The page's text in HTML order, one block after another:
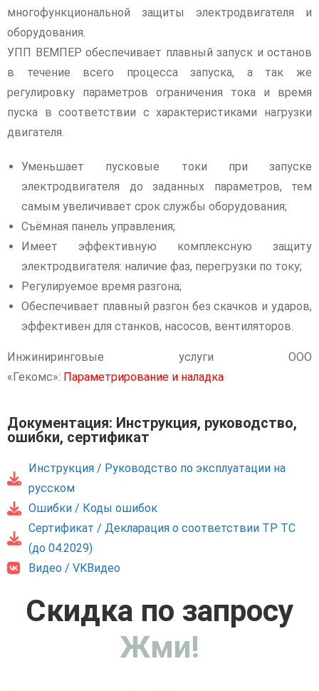
многофункциональной защиты электродвигателя и
оборудования.
УПП ВЕМПЕР обеспечивает плавный запуск и останов
в течение всего процесса запуска, а так же
регулировку параметров ограничения тока и время
пуска в соответствии с характеристиками нагрузки
двигателя.
Уменьшает пусковые токи при запуске
электродвигателя до заданных параметров, тем
самым увеличивает срок службы оборудования;
Съёмная панель управления;
Имеет эффективную комплексную защиту
электродвигателя: наличие фаз, перегрузки по току;
Регулируемое время разгона;
Обеспечивает плавный разгон без скачков и ударов,
эффективен для станков, насосов, вентиляторов.
Инжиниринговые услуги ООО
«Гекомс»: Параметрирование и наладка
Документация: Инструкция, руководство,
ошибки, сертификат
Инструкция / Руководство по эксплуатации на
русском
Ошибки / Коды ошибок
Сертификат / Декларация о соответствии ТР ТС
(до 04.2029)
Видео / VKВидео
Скидка по запросу
Жми!